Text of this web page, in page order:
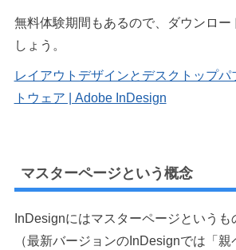
無料体験期間もあるので、ダウンロー
しょう。
レイアウトデザインとデスクトップパ
トウェア | Adobe InDesign
マスターページという概念
InDesignにはマスターページというも
（最新バージョンのInDesignでは「